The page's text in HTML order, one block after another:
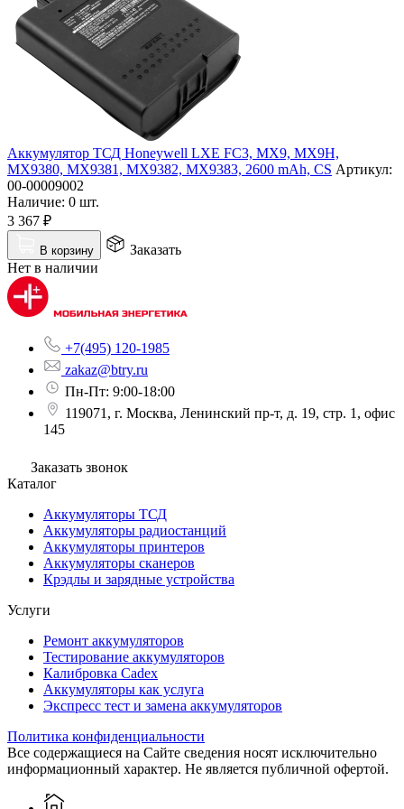
Аккумулятор ТСД Honeywell LXE FC3, MX9, MX9H,
MX9380, MX9381, MX9382, MX9383, 2600 mAh, CS Артикул:
00-00009002
Наличие: 0 шт.
3 367 ₽
В корзину
Заказать
Нет в наличии
+7(495) 120-1985
zakaz@btry.ru
Пн-Пт: 9:00-18:00
119071, г. Москва, Ленинский пр-т, д. 19, стр. 1, офис
145
Заказать звонок
Каталог
Аккумуляторы ТСД
Аккумуляторы радиостанций
Аккумуляторы принтеров
Аккумуляторы сканеров
Крэдлы и зарядные устройства
Услуги
Ремонт аккумуляторов
Тестирование аккумуляторов
Калибровка Cadex
Аккумуляторы как услуга
Экспресс тест и замена аккумуляторов
Политика конфиденциальности
Все содержащиеся на Сайте сведения носят исключительно
информационный характер. Не является публичной офертой.